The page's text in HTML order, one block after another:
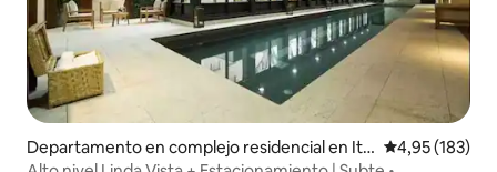
Departamento en complejo residencial en Itai Calificación
4,95 (183)